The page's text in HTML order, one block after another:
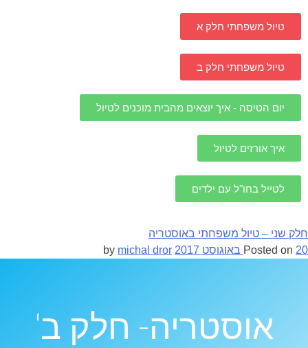
טיול משפחתי חלק א
טיול משפחתי חלק ב
יום הטיסה - איך יוצאים מהבית מוכנים לטיול
איך אורזים לטיול
לטייל בחו"ל עם ילדים
חלק שני – טיול משפחתי באוסטריה
Posted on 20 באוגוסט 2017 michal dror
אוסטריה- חלק ב'